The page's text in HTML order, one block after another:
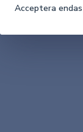
Acceptera